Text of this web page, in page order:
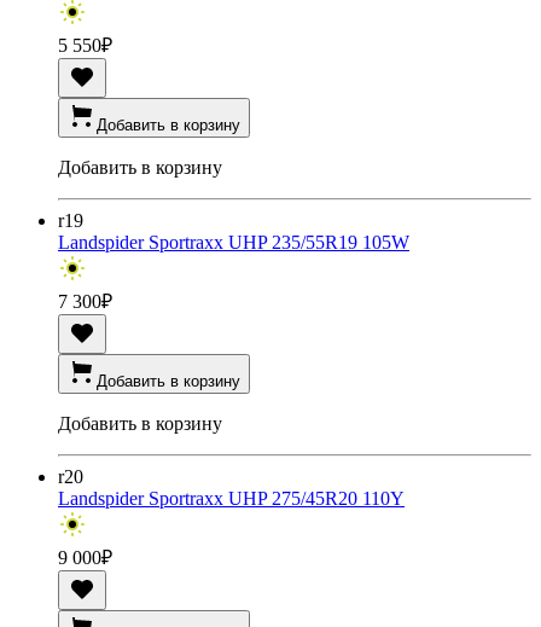
5 550₽
Добавить в корзину
Добавить в корзину
r19
Landspider Sportraxx UHP 235/55R19 105W
7 300₽
Добавить в корзину
Добавить в корзину
r20
Landspider Sportraxx UHP 275/45R20 110Y
9 000₽